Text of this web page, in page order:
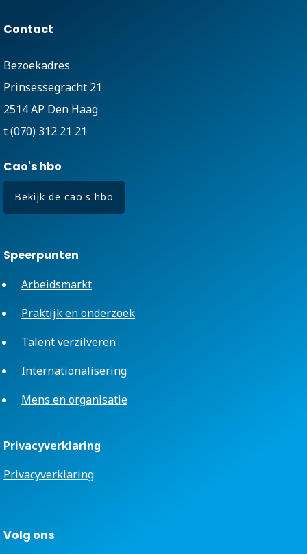
Contact
Bezoekadres
Prinsessegracht 21
2514 AP Den Haag
t (070) 312 21 21
Cao's hbo
Bekijk de cao's hbo
Speerpunten
Arbeidsmarkt
Praktijk en onderzoek
Talent verzilveren
Internationalisering
Mens en organisatie
Privacyverklaring
Privacyverklaring
Volg ons